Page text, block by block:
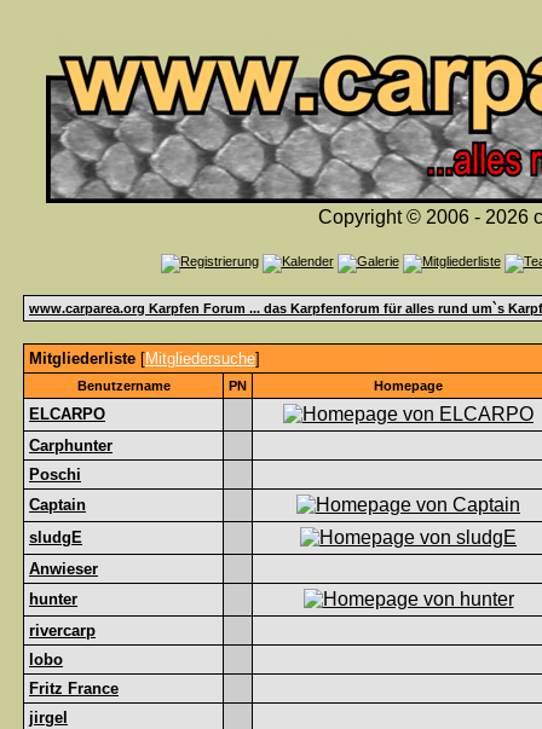
Copyright © 2006 - 2026
www.carparea.org Karpfen Forum ... das Karpfenforum für alles rund um`s
Mitgliederliste [Mitgliedersuche]
Benutzername PN Homepage
ELCARPO
Carphunter
Poschi
Captain
sludgE
Anwieser
hunter
rivercarp
lobo
Fritz France
jirgel